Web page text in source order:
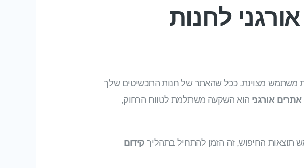
לחנות
משתמש מצוינת. ככל שהאתר של חנות התכשיטים שלך
אתרים אורגני הוא השקעה משתלמת לטווח הרחוק,
תוצאות החיפוש, זה הזמן להתחיל בתהליך קידום